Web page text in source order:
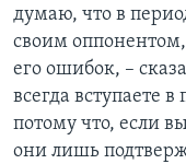
думаю, что в
своим
его ошибок, –
всегда вступаете
потому что, если
они лишь